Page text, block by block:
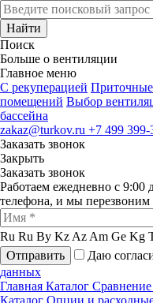
Найти
Поиск
Больше о вентиляции
Главное меню
C рекуперацией
помещений Выбор
бассейна
zakaz@turkov.ru +7 499 399-
Заказать звонок
Закрыть
Заказать звонок
Работаем ежедневно с
телефона, и мы
Ru Ru By Kz Az Am Ge Kg
Отправить
Даю
данных
Главная Каталог Сравнение
Каталог Опции и